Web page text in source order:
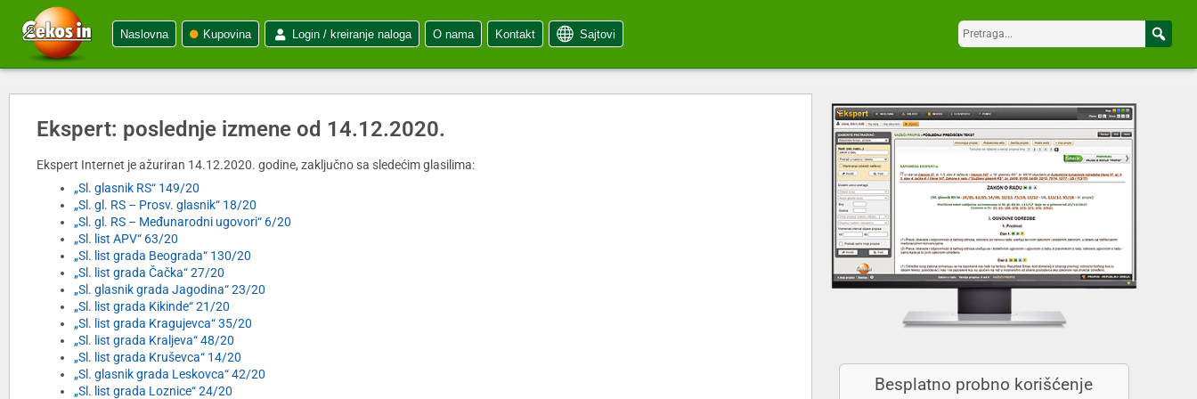
Naslovna Kupovina Login / kreiranje naloga O nama Kontakt Sajtovi
Ekspert: poslednje izmene od 14.12.2020.
Ekspert Internet je ažuriran 14.12.2020. godine, zaključno sa sledećim glasilima:
„Sl. glasnik RS“ 149/20
„Sl. gl. RS – Prosv. glasnik“ 18/20
„Sl. gl. RS – Međunarodni ugovori“ 6/20
„Sl. list APV“ 63/20
„Sl. list grada Beograda“ 130/20
„Sl. list grada Čačka“ 27/20
„Sl. glasnik grada Jagodina“ 23/20
„Sl. list grada Kikinde“ 21/20
„Sl. list grada Kragujevca“ 35/20
„Sl. list grada Kraljeva“ 48/20
„Sl. list grada Kruševca“ 14/20
„Sl. glasnik grada Leskovca“ 42/20
„Sl. list grada Loznice“ 24/20
Besplatno probno korišćenje